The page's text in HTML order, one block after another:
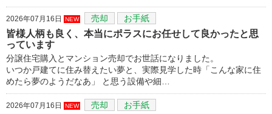
2026年07月16日 NEW 売却 お手紙
皆様人柄も良く、本当にポラスにお任せして良かったと思
っています
分譲住宅購入とマンション売却でお世話になりました。
いつか戸建てに住み替えたい夢と、実際見学した時「こんな家に住
めたら夢のようだなあ」 と思う設備や細…
2026年07月16日 NEW 売却 お手紙